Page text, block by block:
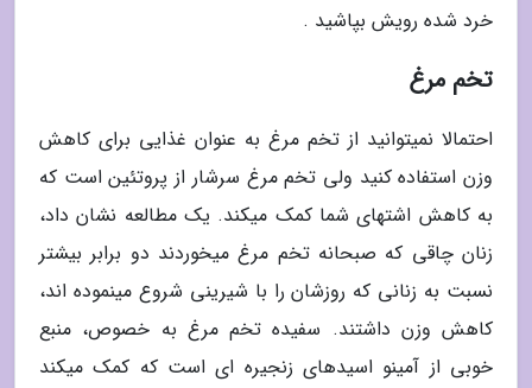
خرد شده رویش بپاشید .
تخم مرغ
احتمالا نمیتوانید از تخم مرغ به عنوان غذایی برای کاهش
وزن استفاده کنید ولی تخم مرغ سرشار از پروتئین است که
به کاهش اشتهای شما کمک میکند. یک مطالعه نشان داد،
زنان چاقی که صبحانه تخم مرغ میخوردند دو برابر بیشتر
نسبت به زنانی که روزشان را با شیرینی شروع مینموده اند،
کاهش وزن داشتند. سفیده تخم مرغ به خصوص، منبع
خوبی از آمینو اسیدهای زنجیره ای است که کمک میکند